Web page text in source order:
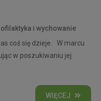
i wychowanie
coś się dzieje. W marcu
w poszukiwaniu jej
WIĘCEJ